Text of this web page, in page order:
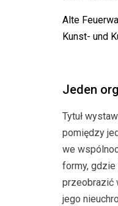
Alte
Kunst- und
Jeden
Tytuł
pomiędzy
we
formy, gdzie
przeobrazić
jego